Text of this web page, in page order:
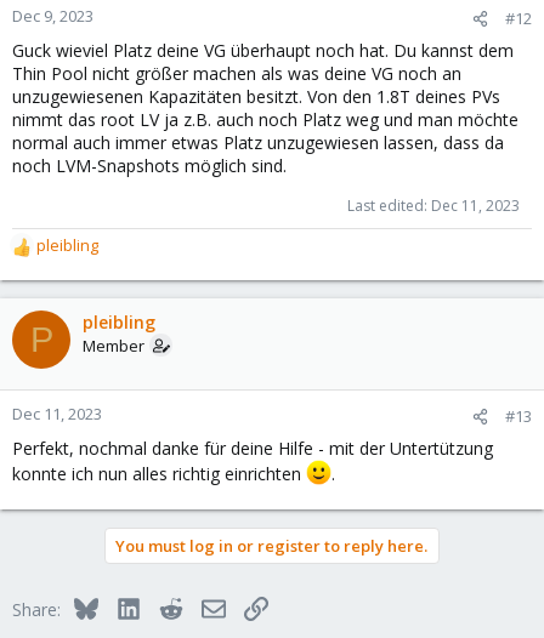
Dec 9, 2023 #12
Guck wieviel Platz deine VG überhaupt noch hat. Du kannst dem
Thin Pool nicht größer machen als was deine VG noch an
unzugewiesenen Kapazitäten besitzt. Von den 1.8T deines PVs
nimmt das root LV ja z.B. auch noch Platz weg und man möchte
normal auch immer etwas Platz unzugewiesen lassen, dass da
noch LVM-Snapshots möglich sind.
Last edited: Dec 11, 2023
R
e
a
c
t
o
n
:
pleibling
P pleibling
Member
Dec 11, 2023 #13
Perfekt, nochmal danke für deine Hilfe - mit der Untertützung
konnte ich nun alles richtig einrichten
.
You must log in or register to reply here.
Share: BlueskyLinkedInRedditEmailLink